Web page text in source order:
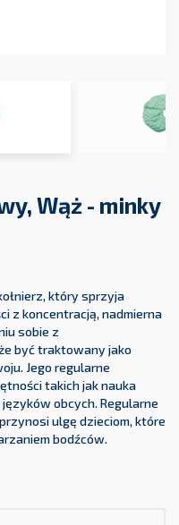
Wąż - minky
który sprzyja
z koncentracją, nadmierna
sobie z
być traktowany jako
Jego regularne
takich jak nauka
obcych. Regularne
ulgę dzieciom, które
bodźców.